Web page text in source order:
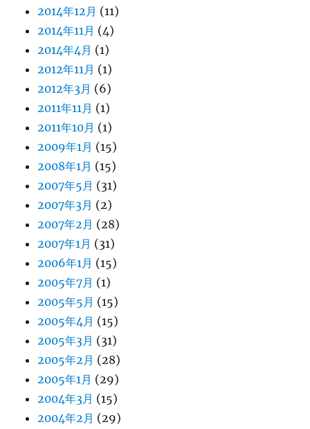
2014年12月 (11)
2014年11月 (4)
2014年4月 (1)
2012年11月 (1)
2012年3月 (6)
2011年11月 (1)
2011年10月 (1)
2009年1月 (15)
2008年1月 (15)
2007年5月 (31)
2007年3月 (2)
2007年2月 (28)
2007年1月 (31)
2006年1月 (15)
2005年7月 (1)
2005年5月 (15)
2005年4月 (15)
2005年3月 (31)
2005年2月 (28)
2005年1月 (29)
2004年3月 (15)
2004年2月 (29)